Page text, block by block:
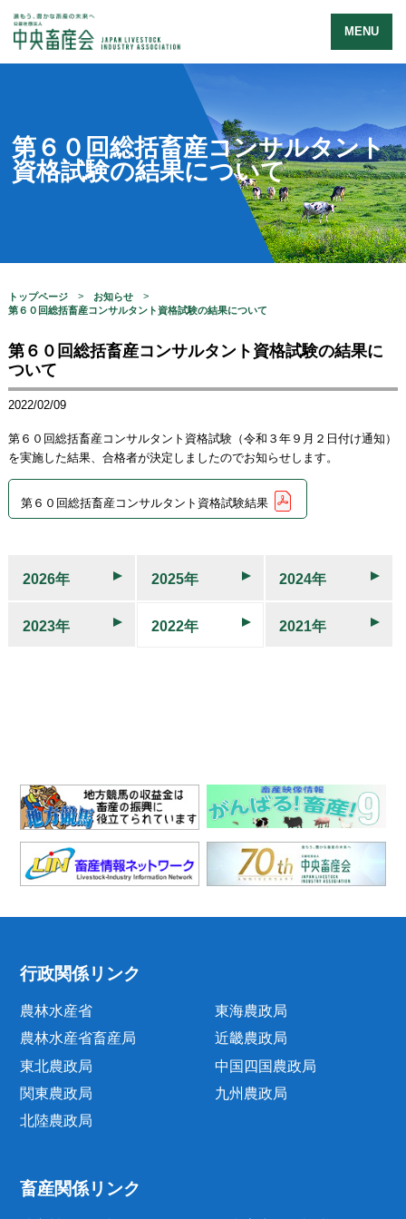
MENU
第６０回総括畜産コンサルタント
資格試験の結果について
トップページ
お知らせ
第６０回総括畜産コンサルタント資格試験の結果について
第６０回総括畜産コンサルタント資格試験の結果に
ついて
2022/02/09
第６０回総括畜産コンサルタント資格試験（令和３年９月２日付け通知）
を実施した結果、合格者が決定しましたのでお知らせします。
第６０回総括畜産コンサルタント資格試験結果
2026年 2025年 2024年
2023年 2022年 2021年
行政関係リンク
農林水産省
農林水産省畜産局
東北農政局
関東農政局
北陸農政局
東海農政局
近畿農政局
中国四国農政局
九州農政局
畜産関係リンク